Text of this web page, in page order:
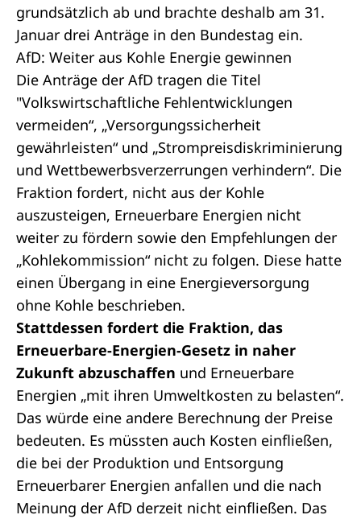
grundsätzlich ab und brachte deshalb am 31.
Januar drei Anträge in den Bundestag ein.
AfD: Weiter aus Kohle Energie gewinnen
Die Anträge der AfD tragen die Titel
"Volkswirtschaftliche Fehlentwicklungen
vermeiden“, „Versorgungssicherheit
gewährleisten“und „Strompreisdiskriminierung
und Wettbewerbsverzerrungen verhindern“. Die
Fraktion fordert, nicht aus der Kohle
auszusteigen, Erneuerbare Energien nicht
weiter zu fördern sowie den Empfehlungen der
„Kohlekommission“ nicht zu folgen. Diese hatte
einen Übergang in eine Energieversorgung
ohne Kohle beschrieben.
Stattdessen fordert die Fraktion, das
Erneuerbare-Energien-Gesetz in naher
Zukunft abzuschaffen und Erneuerbare
Energien „mit ihren Umweltkosten zu belasten“.
Das würde eine andere Berechnung der Preise
bedeuten. Es müssten auch Kosten einfließen,
die bei der Produktion und Entsorgung
Erneuerbarer Energien anfallen und die nach
Meinung der AfD derzeit nicht einfließen. Das